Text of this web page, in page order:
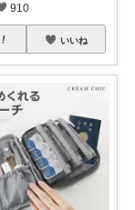
910
いいね